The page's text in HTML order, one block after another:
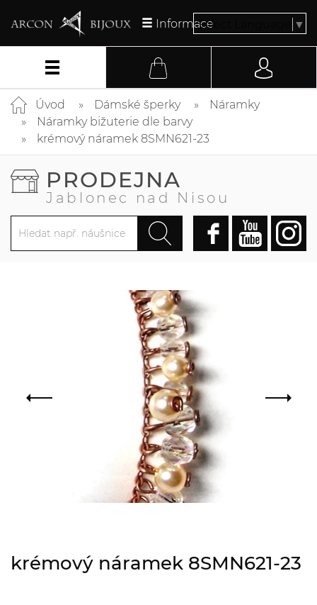
InformaceSelect Language ▼
Úvod Dámské šperky
Náramky
Náramky bižuterie dle barvy
krémový náramek 8SMN621-23
PRODEJNA
Jablonec nad Nisou
krémový náramek 8SMN621-23